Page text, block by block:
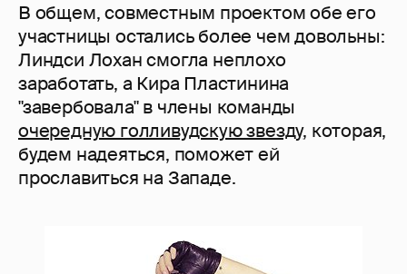
В общем, совместным проектом обе его
участницы остались более чем довольны:
Линдси Лохан смогла неплохо
заработать, а Кира Пластинина
"завербовала" в члены команды
очередную голливудскую звезду, которая,
будем надеяться, поможет ей
прославиться на Западе.